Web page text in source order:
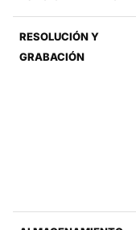
RESOLUCIÓN Y
GRABACIÓN